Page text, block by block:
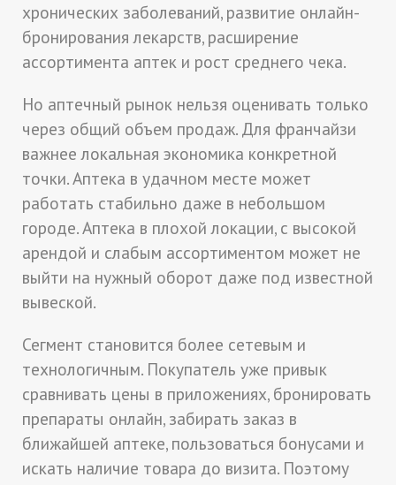
хронических заболеваний, развитие онлайн-
бронирования лекарств, расширение
ассортимента аптек и рост среднего чека.
Но аптечный рынок нельзя оценивать только
через общий объем продаж. Для франчайзи
важнее локальная экономика конкретной
точки. Аптека в удачном месте может
работать стабильно даже в небольшом
городе. Аптека в плохой локации, с высокой
арендой и слабым ассортиментом может не
выйти на нужный оборот даже под известной
вывеской.
Сегмент становится более сетевым и
технологичным. Покупатель уже привык
сравнивать цены в приложениях, бронировать
препараты онлайн, забирать заказ в
ближайшей аптеке, пользоваться бонусами и
искать наличие товара до визита. Поэтому